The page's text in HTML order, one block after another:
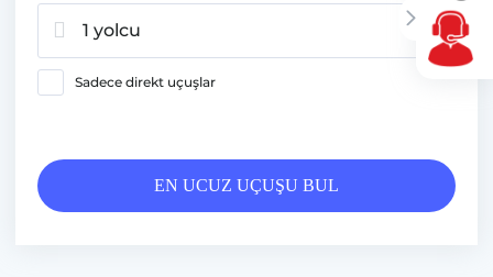
1 yolcu
Sadece direkt uçuşlar
EN UCUZ UÇUŞU BUL